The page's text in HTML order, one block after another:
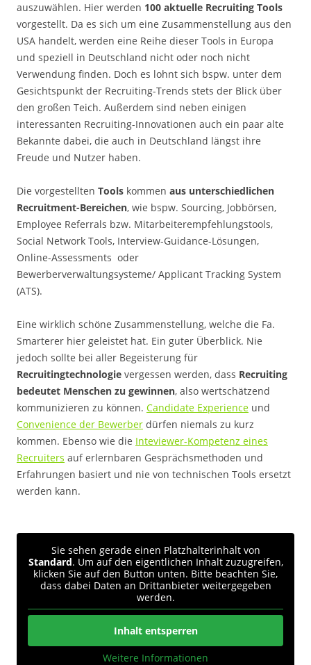
auszuwählen. Hier werden 100 aktuelle Recruiting Tools
vorgestellt. Da es sich um eine Zusammenstellung aus den
USA handelt, werden eine Reihe dieser Tools in Europa
und speziell in Deutschland nicht oder noch nicht
Verwendung finden. Doch es lohnt sich bspw. unter dem
Gesichtspunkt der Recruiting-Trends stets der Blick über
den großen Teich. Außerdem sind neben einigen
interessanten Recruiting-Innovationen auch ein paar alte
Bekannte dabei, die auch in Deutschland längst ihre
Freude und Nutzer haben.
Die vorgestellten Tools kommen aus unterschiedlichen
Recruitment-Bereichen, wie bspw. Sourcing, Jobbörsen,
Employee Referrals bzw. Mitarbeiterempfehlungstools,
Social Network Tools, Interview-Guidance-Lösungen,
Online-Assessments oder
Bewerberverwaltungsysteme/ Applicant Tracking System
(ATS).
Eine wirklich schöne Zusammenstellung, welche die Fa.
Smarterer hier geleistet hat. Ein guter Überblick. Nie
jedoch sollte bei aller Begeisterung für
Recruitingtechnologie vergessen werden, dass Recruiting
bedeutet Menschen zu gewinnen, also wertschätzend
kommunizieren zu können. Candidate Experience und
Convenience der Bewerber dürfen niemals zu kurz
kommen. Ebenso wie die Inteviewer-Kompetenz eines
Recruiters auf erlernbaren Gesprächsmethoden und
Erfahrungen basiert und nie von technischen Tools ersetzt
werden kann.
Sie sehen gerade einen Platzhalterinhalt von
Standard. Um auf den eigentlichen Inhalt zuzugreifen,
klicken Sie auf den Button unten. Bitte beachten Sie,
dass dabei Daten an Drittanbieter weitergegeben
werden.
Inhalt entsperren
Weitere Informationen